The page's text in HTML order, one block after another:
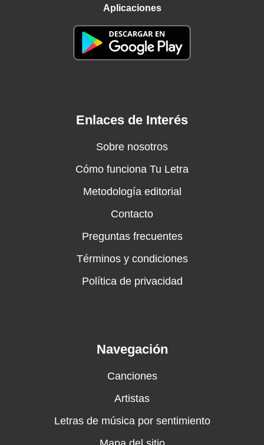
Aplicaciones
Enlaces de Interés
Sobre nosotros
Cómo funciona Tu Letra
Metodología editorial
Contacto
Preguntas frecuentes
Términos y condiciones
Política de privacidad
Navegación
Canciones
Artistas
Letras de música por sentimiento